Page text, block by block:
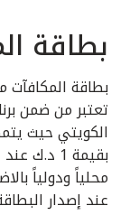
بطاقة
بطاقة المكافآت
تعتبر من ضمن
بقيمة 1
عند إصدار